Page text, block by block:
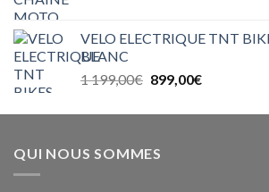
était : est :
VELO ELECTRIQUE TNT
BLANC
1 199,00€ Le
initial
1
899,00€Le
actuel
QUI NOUS SOMMES